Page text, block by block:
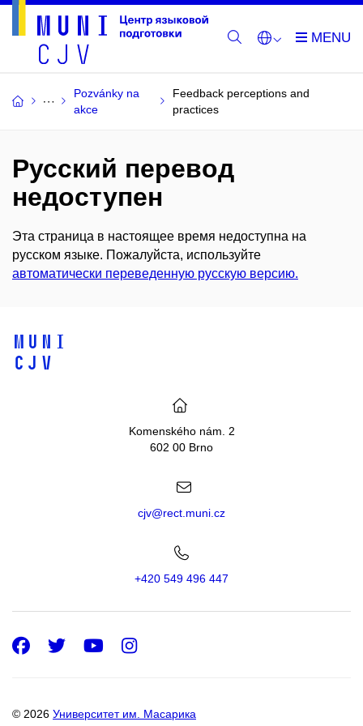
Pozvánky na
akce
Feedback perceptions and
practices
Русский перевод
недоступен
Эта страница в настоящее время недоступна на
русском языке. Пожалуйста, используйте
автоматически переведенную русскую версию.
MUNI
CJV
Komenského nám. 2
602 00 Brno
cjv@rect.muni.cz
+420 549 496 447
© 2026 Университет им. Масарика
Facebook
Twitter
Youtube
Instagram